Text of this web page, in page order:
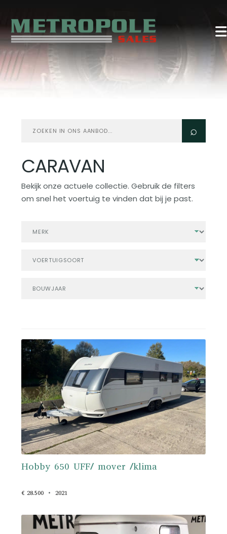
⌕
CARAVAN
Bekijk onze actuele collectie. Gebruik de filters
om snel het voertuig te vinden dat bij je past.
Hobby 650 UFF/ mover /klima
€ 28.500 2021